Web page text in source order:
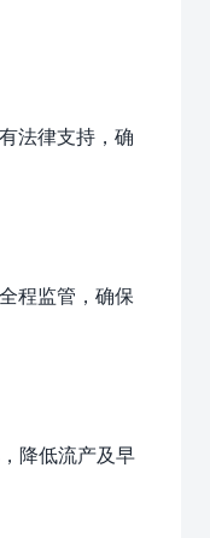
法律支持，确
程监管，确保
降低流产及早